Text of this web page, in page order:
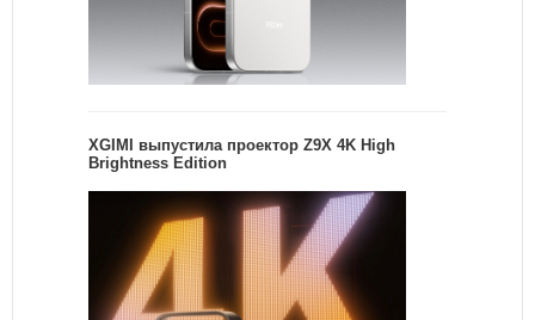
XGIMI выпустила проектор Z9X 4K High
Brightness Edition